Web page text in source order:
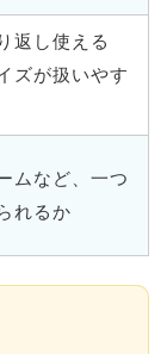
返し使える
ズが扱いやす
ムなど、一つ
れるか